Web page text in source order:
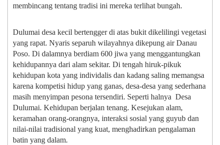
membincang tentang tradisi ini mereka terlihat bungah.
Dulumai desa kecil bertengger di atas bukit dikelilingi vegetasi
yang rapat. Nyaris separuh wilayahnya dikepung air Danau
Poso. Di dalamnya berdiam 600 jiwa yang menggantungkan
kehidupannya dari alam sekitar. Di tengah hiruk-pikuk
kehidupan kota yang individalis dan kadang saling memangsa
karena kompetisi hidup yang ganas, desa-desa yang sederhana
masih menyimpan pesona tersendiri. Seperti halnya Desa
Dulumai. Kehidupan berjalan tenang. Kesejukan alam,
keramahan orang-orangnya, interaksi sosial yang guyub dan
nilai-nilai tradisional yang kuat, menghadirkan pengalaman
batin yang dalam.